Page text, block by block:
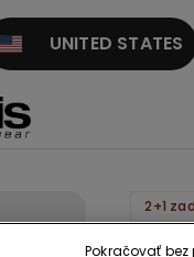
UNITED STATES
2+1
Pokračovať bez